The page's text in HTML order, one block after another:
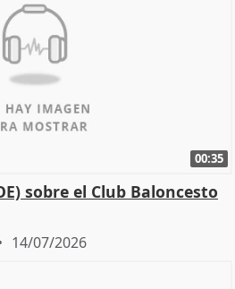
00:35
sobre el Club Baloncesto
14/07/2026